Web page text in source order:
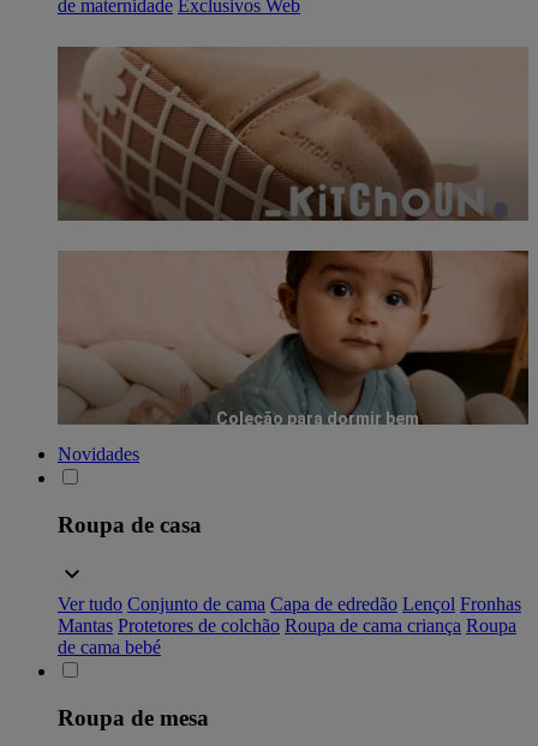
de maternidade Exclusivos Web
Coleção para dormir bem
Novidades
Roupa de casa
Ver tudo Conjunto de cama Capa de edredão Lençol Fronhas
Mantas Protetores de colchão Roupa de cama criança Roupa
de cama bebé
Roupa de mesa